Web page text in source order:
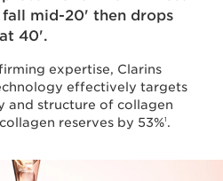
mid-20' then drops
at 40'.
expertise, Clarins
effectively targets
and structure of collagen
reserves by 53%1 .